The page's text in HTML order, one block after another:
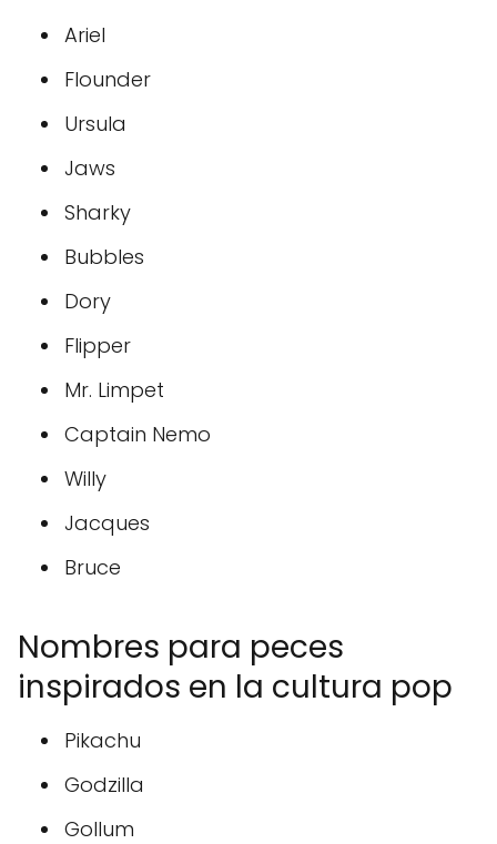
Ariel
Flounder
Ursula
Jaws
Sharky
Bubbles
Dory
Flipper
Mr. Limpet
Captain Nemo
Willy
Jacques
Bruce
Nombres para peces
inspirados en la cultura pop
Pikachu
Godzilla
Gollum